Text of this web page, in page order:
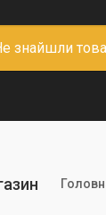
знайшли